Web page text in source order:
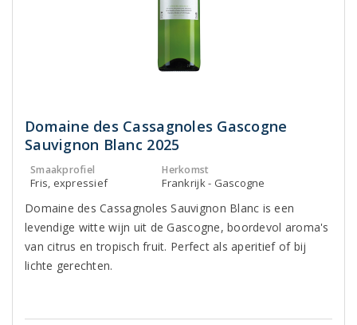
Domaine des Cassagnoles Gascogne
Sauvignon Blanc 2025
Smaakprofiel
Fris, expressief
Herkomst
Frankrijk - Gascogne
Domaine des Cassagnoles Sauvignon Blanc is een
levendige witte wijn uit de Gascogne, boordevol aroma's
van citrus en tropisch fruit. Perfect als aperitief of bij
lichte gerechten.